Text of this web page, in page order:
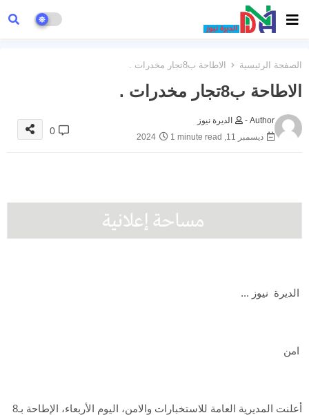
الصفحة الرئيسية الاطاحة ب8تجار مخدرات .
الاطاحة ب8تجار مخدرات .
Author -
الديرة نيوز
ديسمبر 11, 2024
1 minute read
0
الديرة نيوز ...
امن
أعلنت المديرية العامة للاستخبارات والامن، اليوم الأربعاء، الإطاحة بـ8